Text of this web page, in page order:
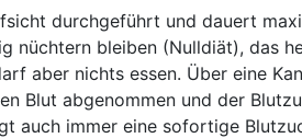
durchgeführt und dauert
nüchtern bleiben (Nulldiät), das
aber nichts essen. Über eine
Blut abgenommen und der
auch immer eine sofortige